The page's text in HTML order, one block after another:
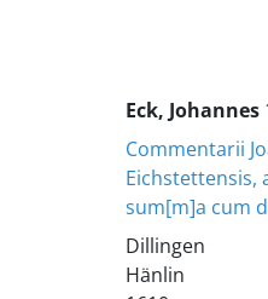
Eck, Johannes
Commentarii
Eichstettensis,
sum[m]a cum
Dillingen
Hänlin